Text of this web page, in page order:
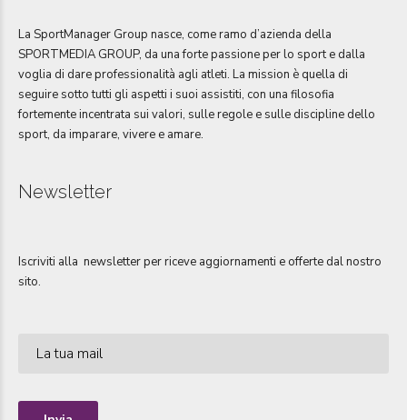
La SportManager Group nasce, come ramo d’azienda della
SPORTMEDIA GROUP, da una forte passione per lo sport e dalla
voglia di dare professionalità agli atleti. La mission è quella di
seguire sotto tutti gli aspetti i suoi assistiti, con una filosofia
fortemente incentrata sui valori, sulle regole e sulle discipline dello
sport, da imparare, vivere e amare.
Newsletter
Iscriviti alla newsletter per riceve aggiornamenti e offerte dal nostro
sito.